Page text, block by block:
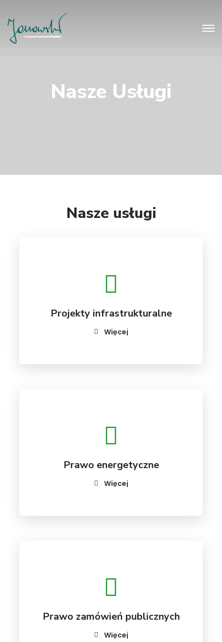
Nasze Usługi
Nasze usługi
Projekty infrastrukturalne
Więcej
Prawo energetyczne
Więcej
Prawo zamówień publicznych
Więcej